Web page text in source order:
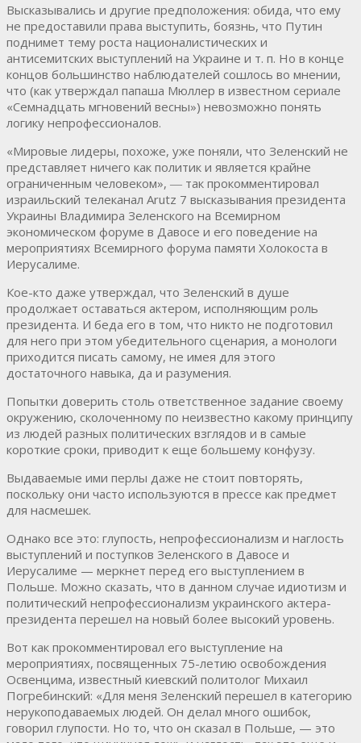
Высказывались и другие предположения: обида, что ему
не предоставили права выступить, боязнь, что Путин
поднимет тему роста националистических и
антисемитских выступлений на Украине и т. п. Но в конце
концов большинство наблюдателей сошлось во мнении,
что (как утверждал папаша Мюллер в известном сериале
«Семнадцать мгновений весны») невозможно понять
логику непрофессионалов.
«Мировые лидеры, похоже, уже поняли, что Зеленский не
представляет ничего как политик и является крайне
ограниченным человеком», ― так прокомментировал
израильский телеканал Arutz 7 высказывания президента
Украины Владимира Зеленского на Всемирном
экономическом форуме в Давосе и его поведение на
мероприятиях Всемирного форума памяти Холокоста в
Иерусалиме.
Кое-кто даже утверждал, что Зеленский в душе
продолжает оставаться актером, исполняющим роль
президента. И беда его в том, что никто не подготовил
для него при этом убедительного сценария, а монологи
приходится писать самому, не имея для этого
достаточного навыка, да и разумения.
Попытки доверить столь ответственное задание своему
окружению, сколоченному по неизвестно какому принципу
из людей разных политических взглядов и в самые
короткие сроки, приводит к еще большему конфузу.
Выдаваемые ими перлы даже не стоит повторять,
поскольку они часто используются в прессе как предмет
для насмешек.
Однако все это: глупость, непрофессионализм и наглость
выступлений и поступков Зеленского в Давосе и
Иерусалиме — меркнет перед его выступлением в
Польше. Можно сказать, что в данном случае идиотизм и
политический непрофессионализм украинского актера-
президента перешел на новый более высокий уровень.
Вот как прокомментировал его выступление на
мероприятиях, посвященных 75-летию освобождения
Освенцима, известный киевский политолог Михаил
Погребинский: «Для меня Зеленский перешел в категорию
нерукоподаваемых людей. Он делал много ошибок,
говорил глупости. Но то, что он сказал в Польше, — это